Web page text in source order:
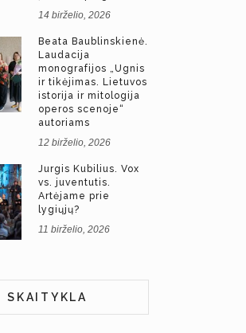
14 birželio, 2026
Beata Baublinskienė.
Laudacija
monografijos „Ugnis
ir tikėjimas. Lietuvos
istorija ir mitologija
operos scenoje“
autoriams
12 birželio, 2026
Jurgis Kubilius. Vox
vs. juventutis.
Artėjame prie
lygiųjų?
11 birželio, 2026
SKAITYKLA